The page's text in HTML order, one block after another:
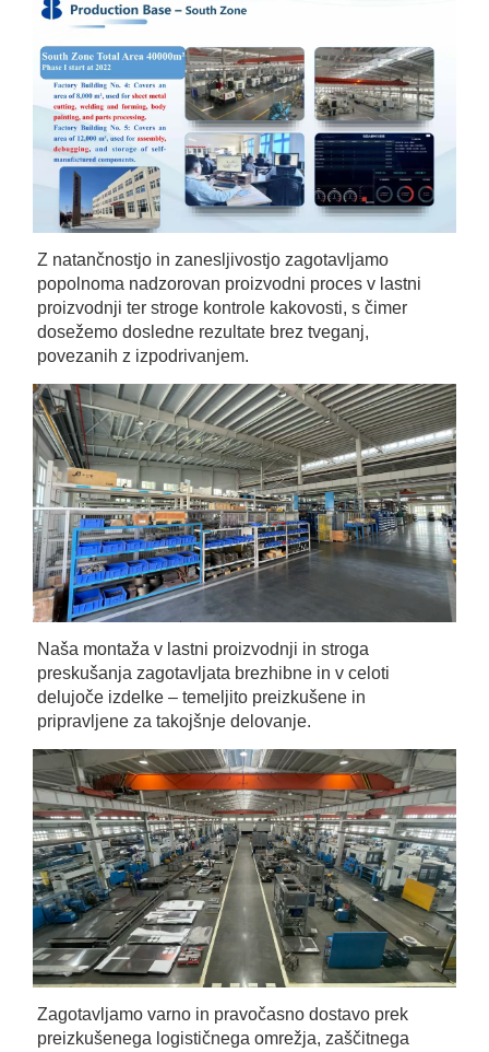
Z natančnostjo in zanesljivostjo zagotavljamo
popolnoma nadzorovan proizvodni proces v lastni
proizvodnji ter stroge kontrole kakovosti, s čimer
dosežemo dosledne rezultate brez tveganj,
povezanih z izpodrivanjem.
Naša montaža v lastni proizvodnji in stroga
preskušanja zagotavljata brezhibne in v celoti
delujoče izdelke – temeljito preizkušene in
pripravljene za takojšnje delovanje.
Zagotavljamo varno in pravočasno dostavo prek
preizkušenega logističnega omrežja, zaščitnega